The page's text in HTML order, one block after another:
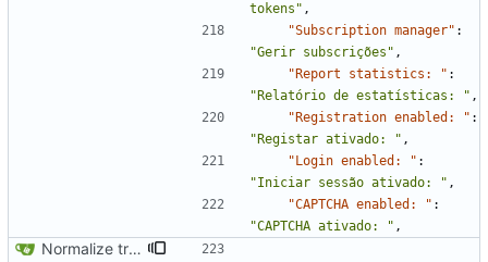
tokens" ,
"Subscription manager" :
"Gerir subscrições" ,
"Report statistics: " :
"Relatório de estatísticas: " ,
"Registration enabled: " :
"Registar ativado: " ,
"Login enabled: " :
"Iniciar sessão ativado: " ,
"CAPTCHA enabled: " :
"CAPTCHA ativado: " ,
Normalize translation key for user prefrerences